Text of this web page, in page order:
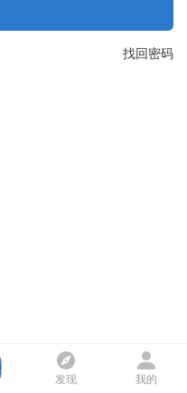
找回密码
发现 我的